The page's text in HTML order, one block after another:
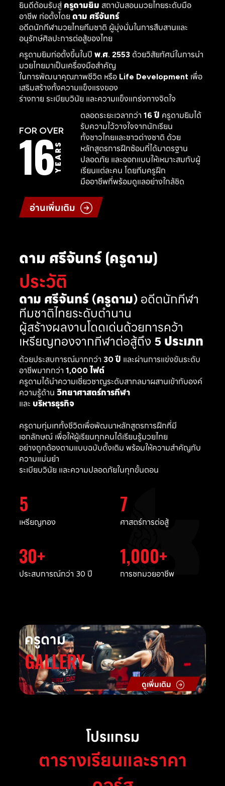
ยินดีต้อนรับสู่ ครูดามยิม สถาบันสอนมวยไทยระดับมือ
อาชีพ ก่อตั้งโดย ดาม ศรีจันทร์
อดีตนักกีฬามวยไทยทีมชาติ ผู้มุ่งมั่นในการสืบสานและ
อนุรักษ์ศิลปะการต่อสู้ของไทย
ครูดามยิมก่อตั้งขึ้นในปี พ.ศ. 2553ด้วยวิสัยทัศน์ในการนำ
มวยไทยมาเป็นเครื่องมือสำคัญ
ในการพัฒนาคุณภาพชีวิต หรือ Life Developmentเพื่อ
เสริมสร้างทั้งความแข็งแรงของ
ร่างกาย ระเบียบวินัย และความแข็งแกร่งทางจิตใจ
FOR OVER
16YEARS
ตลอดระยะเวลากว่า 16 ปี ครูดามยิมได้
รับความไว้วางใจจากนักเรียน
ทั้งชาวไทยและชาวต่างชาติ ด้วย
หลักสูตรการฝึกซ้อมที่ได้มาตรฐาน
ปลอดภัย และออกแบบให้เหมาะสมกับผู้
เรียนแต่ละคน โดยทีมครูฝึก
มืออาชีพที่พร้อมดูแลอย่างใกล้ชิด
อ่านเพิ่มเติม
ดาม ศรีจันทร์ (ครูดาม)
ประวัติ
ดาม ศรีจันทร์ (ครูดาม)อดีตนักกีฬา
ทีมชาติไทยระดับตำนาน
ผู้สร้างผลงานโดดเด่นด้วยการคว้า
เหรียญทองจากกีฬาต่อสู้ถึง 5 ประเภท
ด้วยประสบการณ์มากกว่า 30 ปี และผ่านการแข่งขันระดับ
อาชีพมากกว่า 1,000 ไฟต์
ครูดามได้นำความเชี่ยวชาญระดับสากลมาผสานเข้ากับองค์
ความรู้ด้าน วิทยาศาสตร์การกีฬา
และ บริหารธุรกิจ
ครูดามทุ่มเททั้งชีวิตเพื่อพัฒนาหลักสูตรการฝึกที่มี
เอกลักษณ์ เพื่อให้ผู้เรียนทุกคนได้เรียนรู้มวยไทย
อย่างถูกต้องตามแบบฉบับดั้งเดิม พร้อมให้ความสำคัญกับ
ความแม่นยำ
ระเบียบวินัย และความปลอดภัยในทุกขั้นตอน
5
เหรียญทอง
7
ศาสตร์การต่อสู้
30
ประสบการณ์กว่า 30 ปี
1,000
การชกมวยอาชีพ
ครูดาม
GALLERY
ดูเพิ่มเติม
โปรแกรม
ตารางเรียนและราคา